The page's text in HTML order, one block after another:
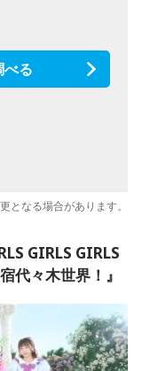
べる
となる場合があります。
GIRLS GIRLS
代々木世界！』